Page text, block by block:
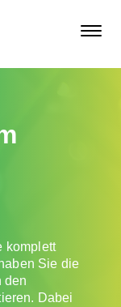
komplett
Sie die
den
Dabei